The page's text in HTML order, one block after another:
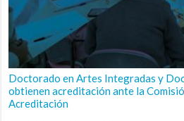
Doctorado en Artes Integradas y
obtienen acreditación ante la
Acreditación